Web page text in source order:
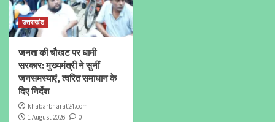
उत्तराखंड
जनता की चौखट पर धामी
सरकार: मुख्यमंत्री ने सुनीं
जनसमस्याएं, त्वरित समाधान के
दिए निर्देश
khabarbharat24.com
1 August 2026
0